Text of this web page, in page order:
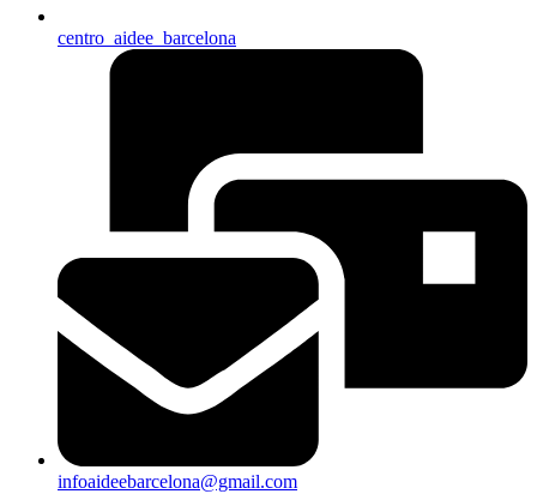
centro_aidee_barcelona
infoaideebarcelona@gmail.com